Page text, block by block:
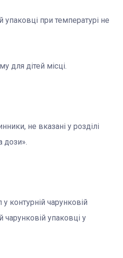
упаковці при температурі не
для дітей місці.
не вказані у розділі
дози».
контурній чарунковій
чарунковій упаковці у